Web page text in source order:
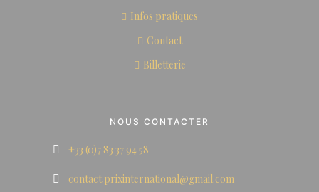
Infos pratiques
Contact
Billetterie
NOUS CONTACTER
+33 (0)7 83 37 94 58
contact.prixinternational@gmail.com